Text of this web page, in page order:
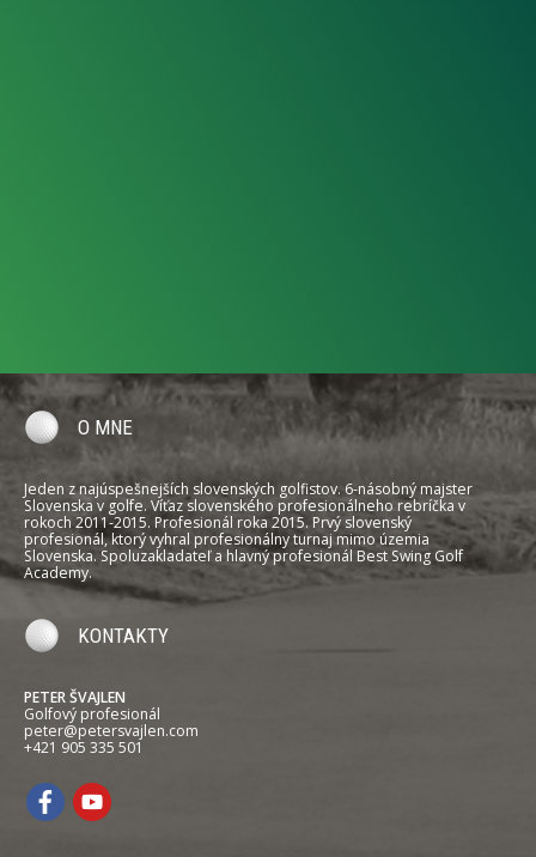
O MNE
Jeden z najúspešnejších slovenských golfistov. 6-násobný majster
Slovenska v golfe. Víťaz slovenského profesionálneho rebríčka v
rokoch 2011-2015. Profesionál roka 2015. Prvý slovenský
profesionál, ktorý vyhral profesionálny turnaj mimo územia
Slovenska. Spoluzakladateľ a hlavný profesionál Best Swing Golf
Academy.
KONTAKTY
PETER ŠVAJLEN
Golfový profesionál
peter@petersvajlen.com
+421 905 335 501